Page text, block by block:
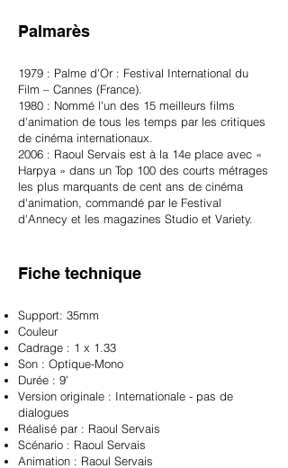
Palmarès
1979 : Palme d'Or : Festival International du
Film – Cannes (France).
1980 : Nommé l'un des 15 meilleurs films
d'animation de tous les temps par les critiques
de cinéma internationaux.
2006 : Raoul Servais est à la 14e place avec «
Harpya » dans un Top 100 des courts métrages
les plus marquants de cent ans de cinéma
d'animation, commandé par le Festival
d'Annecy et les magazines Studio et Variety.
Fiche technique
Support: 35mm
Couleur
Cadrage : 1 x 1.33
Son : Optique-Mono
Durée : 9'
Version originale : Internationale - pas de
dialogues
Réalisé par : Raoul Servais
Scénario : Raoul Servais
Animation : Raoul Servais